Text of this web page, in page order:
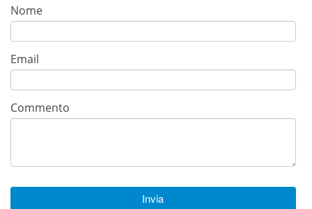
Nome
Email
Commento
Invia